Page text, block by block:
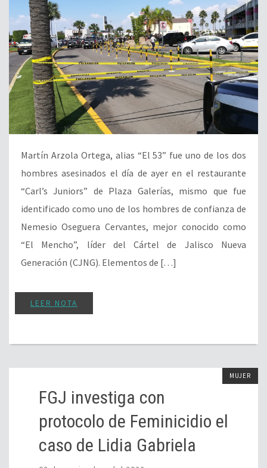
Martín Arzola Ortega, alias “El 53” fue uno de los dos
hombres asesinados el día de ayer en el restaurante
“Carl’s Juniors” de Plaza Galerías, mismo que fue
identificado como uno de los hombres de confianza de
Nemesio Oseguera Cervantes, mejor conocido como
“El Mencho”, líder del Cártel de Jalisco Nueva
Generación (CJNG). Elementos de […]
LEER NOTA
MUJER
FGJ investiga con
protocolo de Feminicidio el
caso de Lidia Gabriela